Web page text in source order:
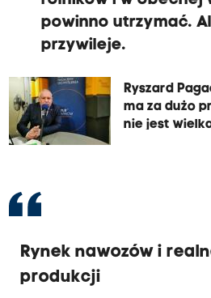
powinno utrzymać.
przywileje.
Ryszard
ma za dużo
nie jest
Rynek nawozów i
produkcji